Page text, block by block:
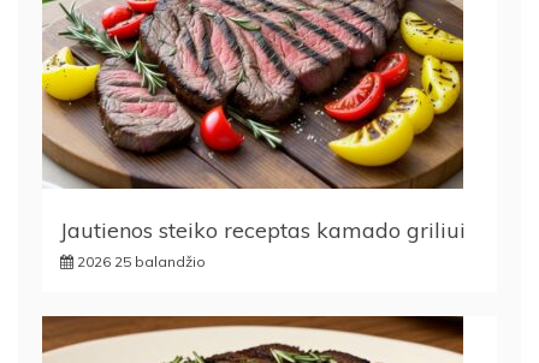
Jautienos steiko receptas kamado griliui
2026 25 balandžio